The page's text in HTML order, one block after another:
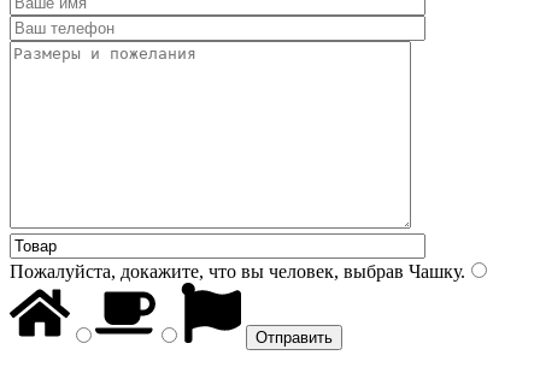
Пожалуйста, докажите, что вы человек, выбрав Чашку.